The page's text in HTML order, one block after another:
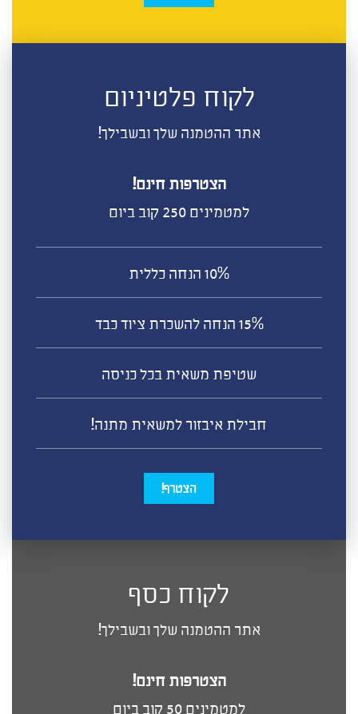
לקוח פלטיניום
אתר ההטמנה שלך ובשבילך!
הצטרפות חינם!
למטמינים 250 קוב ביום
10% הנחה כללית
15% הנחה להשכרת ציוד כבד
שטיפת משאית בכל כניסה
חבילת איבזור למשאית מתנה!
הצטרף!
לקוח כסף
אתר ההטמנה שלך ובשבילך!
הצטרפות חינם!
למטמינים 50 קוב ביום